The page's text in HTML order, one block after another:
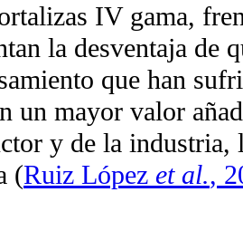
IV gama,
la desventaja de
que han
un mayor valor
y de la industria,
(Ruiz López et al.,